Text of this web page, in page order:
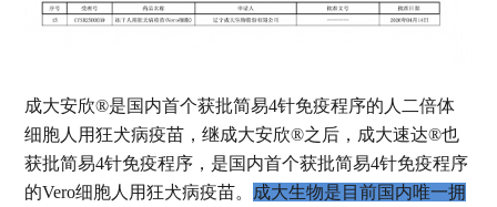
成大安欣®是国内首个获批简易4针免疫程序的人二倍体
细胞人用狂犬病疫苗，继成大安欣®之后，成大速达®也
获批简易4针免疫程序，是国内首个获批简易4针免疫程序
的Vero细胞人用狂犬病疫苗。 成大生物是目前国内唯一拥